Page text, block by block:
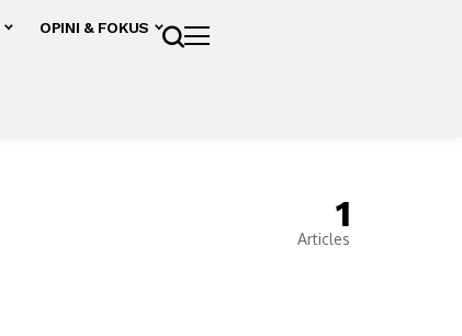
OPINI & FOKUS
1
Articles